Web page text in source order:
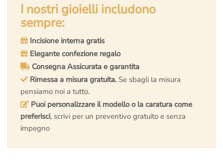
€11.000,00.
€7.770,00.
era:
è:
I nostri gioielli includono
sempre:
Incisione interna gratis
Elegante confezione regalo
Consegna Assicurata e garantita
Rimessa a misura gratuita. Se sbagli la misura
pensiamo noi a tutto.
Puoi personalizzare il modello o la caratura come
preferisci, scrivi per un preventivo gratuito e senza
impegno